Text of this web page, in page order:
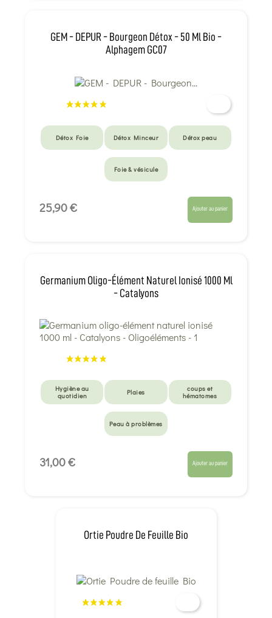
GEM - DEPUR - Bourgeon Détox - 50 Ml Bio -
Alphagem GC07
Détox Foie Détox Minceur Détox peau
Foie & vésicule
25,90 € Ajouter au panier
Germanium Oligo-Élément Naturel Ionisé 1000 Ml
- Catalyons
Hygiène au
quotidien
Plaies
coups et
hématomes
Peau à problèmes
31,00 € Ajouter au panier
Ortie Poudre De Feuille Bio